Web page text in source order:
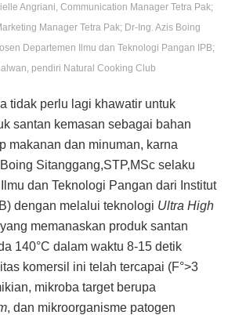
Angriani, Communication Manager Tetra Pak;
Manager Tetra Pak; Dr-Ing. Azis Boing
Departemen Ilmu dan Teknologi Pangan IPB;
pendiri Natural Cooking Club
tidak perlu lagi khawatir untuk
santan kemasan sebagai bahan
makanan dan minuman, karna
Sitanggang,STP,MSc selaku
dan Teknologi Pangan dari Institut
dengan melalui teknologi Ultra High
memanaskan produk santan
140°C dalam waktu 8-15 detik
komersil ini telah tercapai (F°>3
mikroba target berupa
, dan mikroorganisme patogen